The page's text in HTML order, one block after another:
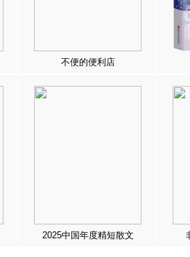
不便的便利店
2025中国年度精短散文